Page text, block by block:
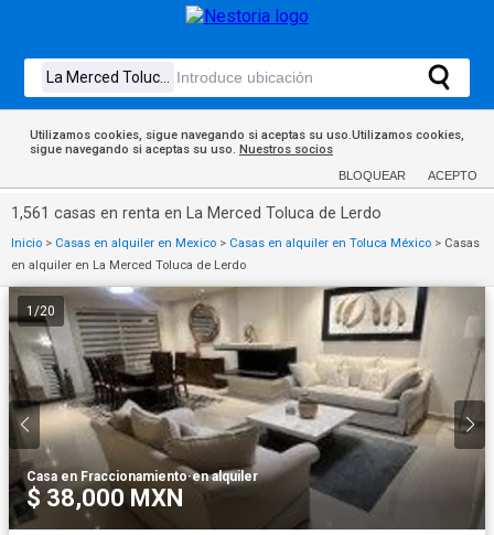
Utilizamos cookies, sigue navegando si aceptas su uso.Utilizamos cookies,
sigue navegando si aceptas su uso. Nuestros socios
BLOQUEAR ACEPTO
1,561 casas en renta en La Merced Toluca de Lerdo
Inicio > Casas en alquiler en Mexico > Casas en alquiler en Toluca México > Casas
en alquiler en La Merced Toluca de Lerdo
1 /20
Casa en Fraccionamiento·en alquiler
$ 38,000 MXN